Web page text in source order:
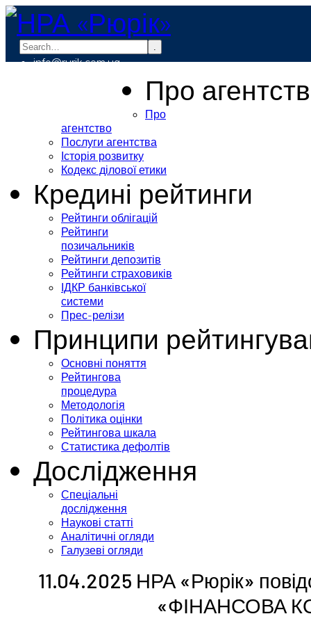
.
info@rurik.com.ua
Про
Про
агентство
Послуги агентства
Історія розвитку
Кодекс ділової етики
Кредині рейтинги
Рейтинги облігацій
Рейтинги
позичальників
Рейтинги депозитів
Рейтинги страховиків
ІДКР банківської
системи
Прес-релізи
Принципи
Основні поняття
Рейтингова
процедура
Методологія
Політика оцінки
Рейтингова шкала
Статистика дефолтів
Дослідження
Спеціальні
дослідження
Наукові статті
Аналітичні огляди
Галузеві огляди
11.04.2025 НРА «Рюрік»
«ФІНАНСОВА